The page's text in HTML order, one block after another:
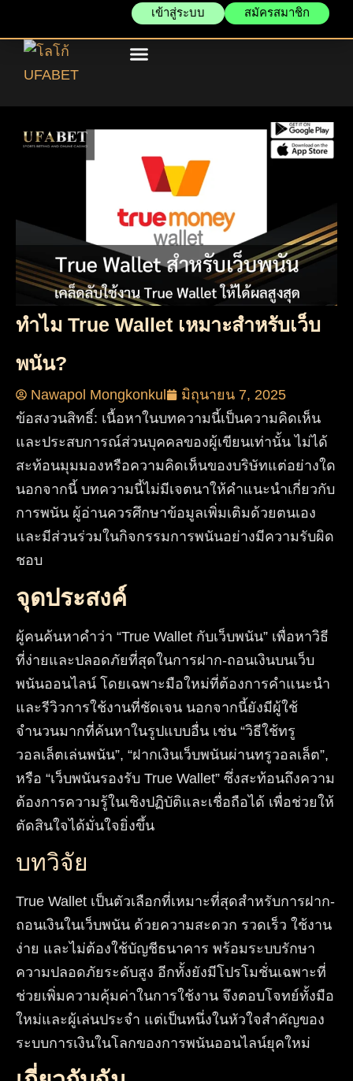
สมัครสมาชิก
เข้าสู่ระบบ
ทำไม True Wallet เหมาะสำหรับเว็บ
พนัน?
Nawapol Mongkonkul
มิถุนายน 7, 2025
ข้อสงวนสิทธิ์: เนื้อหาในบทความนี้เป็นความคิดเห็น
และประสบการณ์ส่วนบุคคลของผู้เขียนเท่านั้น ไม่ได้
สะท้อนมุมมองหรือความคิดเห็นของบริษัทแต่อย่างใด
นอกจากนี้ บทความนี้ไม่มีเจตนาให้คำแนะนำเกี่ยวกับ
การพนัน ผู้อ่านควรศึกษาข้อมูลเพิ่มเติมด้วยตนเอง
และมีส่วนร่วมในกิจกรรมการพนันอย่างมีความรับผิด
ชอบ
จุดประสงค์
ผู้คนค้นหาคำว่า “True Wallet กับเว็บพนัน” เพื่อหาวิธี
ที่ง่ายและปลอดภัยที่สุดในการฝาก-ถอนเงินบนเว็บ
พนันออนไลน์ โดยเฉพาะมือใหม่ที่ต้องการคำแนะนำ
และรีวิวการใช้งานที่ชัดเจน นอกจากนี้ยังมีผู้ใช้
จำนวนมากที่ค้นหาในรูปแบบอื่น เช่น “วิธีใช้ทรู
วอลเล็ตเล่นพนัน”, “ฝากเงินเว็บพนันผ่านทรูวอลเล็ต”,
หรือ “เว็บพนันรองรับ True Wallet” ซึ่งสะท้อนถึงความ
ต้องการความรู้ในเชิงปฏิบัติและเชื่อถือได้ เพื่อช่วยให้
ตัดสินใจได้มั่นใจยิ่งขึ้น
บทวิจัย
True Wallet เป็นตัวเลือกที่เหมาะที่สุดสำหรับการฝาก-
ถอนเงินในเว็บพนัน ด้วยความสะดวก รวดเร็ว ใช้งาน
ง่าย และไม่ต้องใช้บัญชีธนาคาร พร้อมระบบรักษา
ความปลอดภัยระดับสูง อีกทั้งยังมีโปรโมชั่นเฉพาะที่
ช่วยเพิ่มความคุ้มค่าในการใช้งาน จึงตอบโจทย์ทั้งมือ
ใหม่และผู้เล่นประจำ แต่เป็นหนึ่งในหัวใจสำคัญของ
ระบบการเงินในโลกของการพนันออนไลน์ยุคใหม่